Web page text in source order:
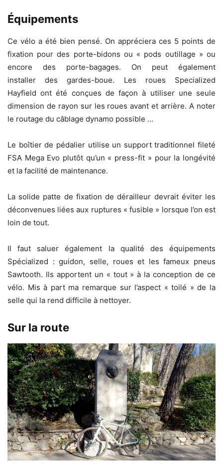
Équipements
Ce vélo a été bien pensé. On appréciera ces 5 points de
fixation pour des porte-bidons ou « pods outillage » ou
encore des porte-bagages. On peut également
installer des gardes-boue. Les roues Specialized
Hayfield ont été conçues de façon à utiliser une seule
dimension de rayon sur les roues avant et arrière. A noter
le routage du câblage dynamo possible …
Le boîtier de pédalier utilise un support traditionnel fileté
FSA Mega Evo plutôt qu’un « press-fit » pour la longévité
et la facilité de maintenance.
La solide patte de fixation de dérailleur devrait éviter les
déconvenues liées aux ruptures « fusible » lorsque l’on est
loin de tout.
Il faut saluer également la qualité des équipements
Spécialized : guidon, selle, roues et les fameux pneus
Sawtooth. Ils apportent un « tout » à la conception de ce
vélo. Mis à part ma remarque sur l’aspect « toilé » de la
selle qui la rend difficile à nettoyer.
Sur la route